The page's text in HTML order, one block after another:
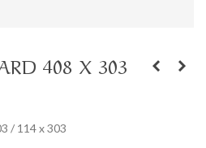
408 X 303
/ 114 x 303